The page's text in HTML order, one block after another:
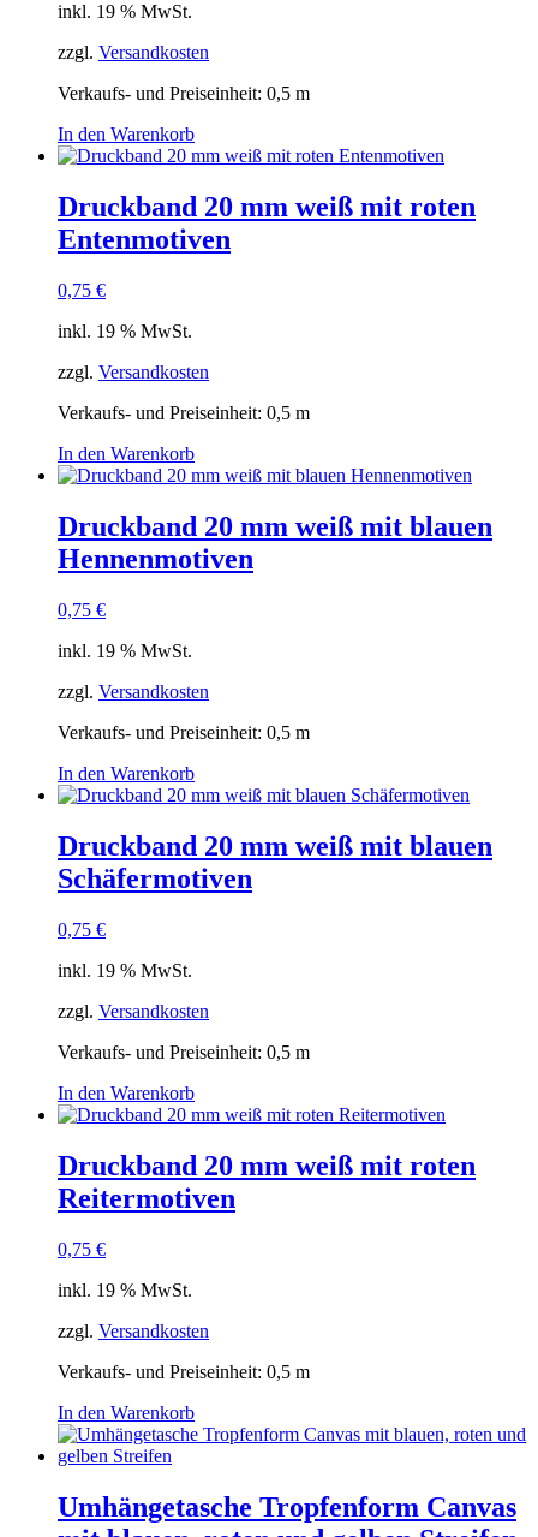
inkl. 19 % MwSt.
zzgl. Versandkosten
Verkaufs- und Preiseinheit: 0,5 m
In den Warenkorb
Druckband 20 mm weiß mit roten
Entenmotiven
0,75 €
inkl. 19 % MwSt.
zzgl. Versandkosten
Verkaufs- und Preiseinheit: 0,5 m
In den Warenkorb
Druckband 20 mm weiß mit blauen
Hennenmotiven
0,75 €
inkl. 19 % MwSt.
zzgl. Versandkosten
Verkaufs- und Preiseinheit: 0,5 m
In den Warenkorb
Druckband 20 mm weiß mit blauen
Schäfermotiven
0,75 €
inkl. 19 % MwSt.
zzgl. Versandkosten
Verkaufs- und Preiseinheit: 0,5 m
In den Warenkorb
Druckband 20 mm weiß mit roten
Reitermotiven
0,75 €
inkl. 19 % MwSt.
zzgl. Versandkosten
Verkaufs- und Preiseinheit: 0,5 m
In den Warenkorb
Umhängetasche Tropfenform Canvas